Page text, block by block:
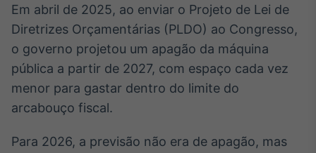
Broadcast
Widgets
Componentes
para conteúdos e
funcionalidades
Conteúdos e
Em abril de 2025, ao enviar o Projeto de Lei de
Diretrizes Orçamentárias (PLDO) ao Congresso,
o governo projetou um apagão da máquina
pública a partir de 2027, com espaço cada vez
menor para gastar dentro do limite do
arcabouço fiscal.
Para 2026, a previsão não era de apagão, mas